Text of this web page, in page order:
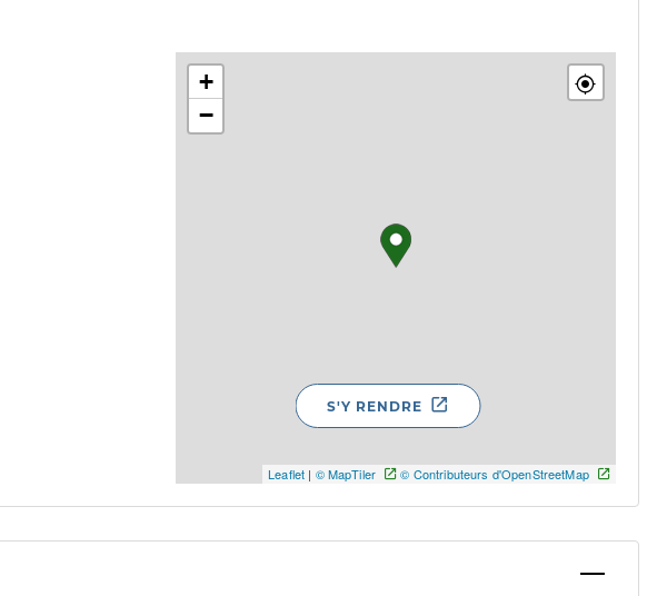
+
−
Leaflet | © MapTiler © Contributeurs d'OpenStreetMap
S'Y RENDRE